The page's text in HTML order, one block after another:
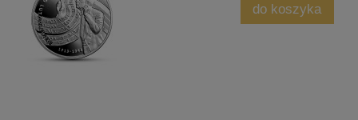
do koszyka